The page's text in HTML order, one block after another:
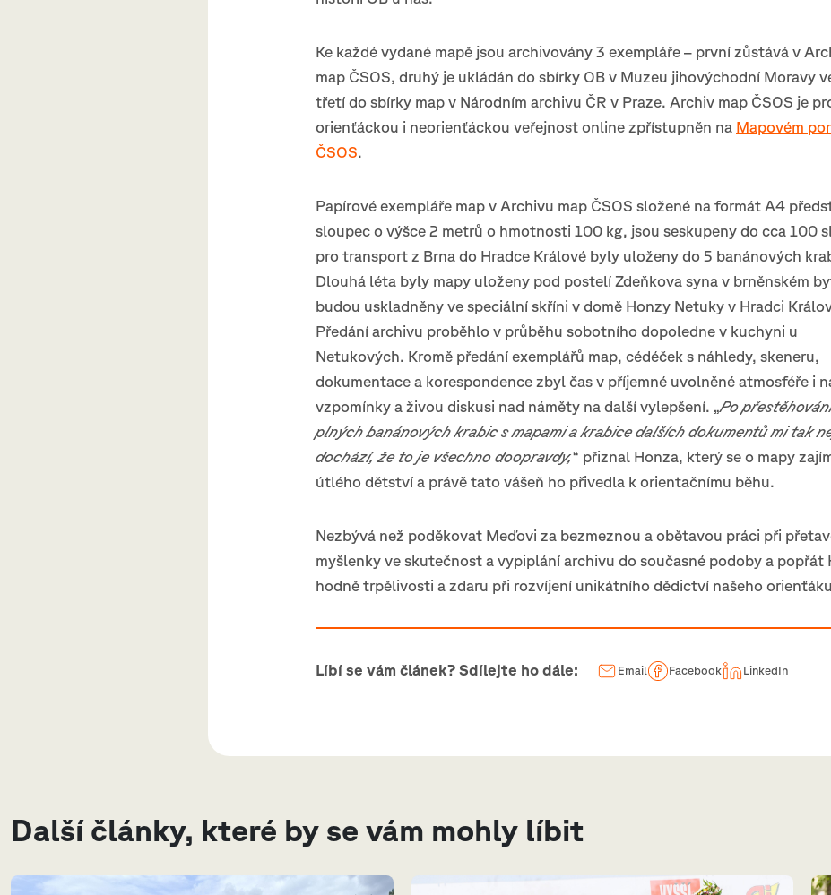
Ke každé vydané mapě jsou archivovány 3 exempláře – první zůstává v
map ČSOS, druhý je ukládán do sbírky OB v Muzeu jihovýchodní Moravy
třetí do sbírky map v Národním archivu ČR v Praze. Archiv map ČSOS je
orienťáckou i neorienťáckou veřejnost online zpřístupněn na Mapovém
ČSOS.
Papírové exempláře map v Archivu map ČSOS složené na formát A4
sloupec o výšce 2 metrů o hmotnosti 100 kg, jsou seskupeny do cca 100
pro transport z Brna do Hradce Králové byly uloženy do 5 banánových
Dlouhá léta byly mapy uloženy pod postelí Zdeňkova syna v brněnském
budou uskladněny ve speciální skříni v domě Honzy Netuky v Hradci
Předání archivu proběhlo v průběhu sobotního dopoledne v kuchyni u
Netukových. Kromě předání exemplářů map, cédéček s náhledy, skeneru,
dokumentace a korespondence zbyl čas v příjemné uvolněné atmosféře i
vzpomínky a živou diskusi nad náměty na další vylepšení. „Po
plných banánových krabic s mapami a krabice dalších dokumentů mi tak
dochází, že to je všechno doopravdy,“ přiznal Honza, který se o mapy
útlého dětství a právě tato vášeň ho přivedla k orientačnímu běhu.
Nezbývá než poděkovat Meďovi za bezmeznou a obětavou práci při
myšlenky ve skutečnost a vypiplání archivu do současné podoby a popřát
hodně trpělivosti a zdaru při rozvíjení unikátního dědictví našeho
Líbí se vám článek? Sdílejte ho dále: Email Facebook LinkedIn
Další články, které by se vám mohly líbit